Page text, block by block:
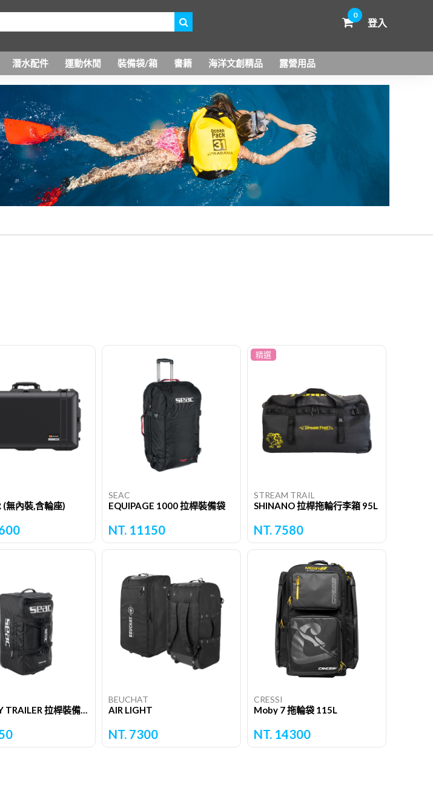
0
登入
潛水配件 運動休閒 裝備袋/箱 書籍 海洋文創精品 露營用品
(無內裝,含輪座)
SEAC
EQUIPAGE 1000 拉桿裝備袋
NT. 11150
精選
STREAM TRAIL
SHINANO 拉桿拖輪行李箱 95L
NT. 7580
TROLLEY TRAILER 拉桿裝備袋
BEUCHAT
AIR LIGHT
NT. 7300
CRESSI
Moby 7 拖輪袋 115L
NT. 14300